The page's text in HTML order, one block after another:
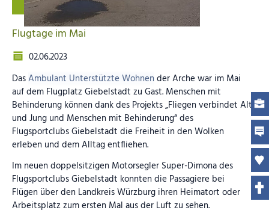
Flugtage im Mai
02.06.2023
DasAmbulant Unterstützte Wohnen der Arche war im Mai
auf dem Flugplatz Giebelstadt zu Gast. Menschen mit
Behinderung können dank des Projekts „Fliegen verbindet Alt
und Jung und Menschen mit Behinderung“ des
Flugsportclubs Giebelstadt die Freiheit in den Wolken
erleben und dem Alltag entfliehen.
Im neuen doppelsitzigen Motorsegler Super-Dimona des
Flugsportclubs Giebelstadt konnten die Passagiere bei
Flügen über den Landkreis Würzburg ihren Heimatort oder
Arbeitsplatz zum ersten Mal aus der Luft zu sehen.